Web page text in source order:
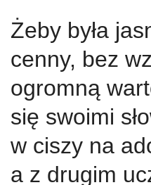
Żeby była
cenny, bez
ogromną
się swoimi
w ciszy na
a z drugim